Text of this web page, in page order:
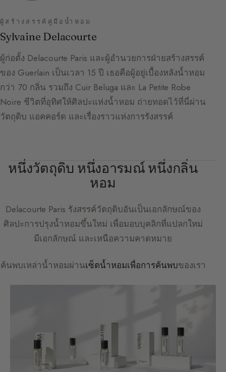
ผู้สร้างสรรค์คู่มือน้ำหอม
Sylvaine Delacourte
ผู้ก่อตั้ง Delacourte Paris และผู้อำนวยการฝ่ายสร้างสรรค์
ของ Guerlain เป็นเวลา 15 ปี เธอคือผู้อยู่เบื้องหลังน้ำหอม
กว่า 70 กลิ่น รวมถึง Cuir Beluga และ La Petite Robe
Noire ชีวิตที่อุทิศให้ศิลปะแห่งน้ำหอม ถ่ายทอดไว้ที่นี่ผ่าน
วัตถุดิบ แอคคอร์ด และเรื่องราวแห่งการรังสรรค์
หนึ่งวัตถุดิบ หนึ่งอารมณ์ หนึ่งกลิ่น
หอม
Delacourte Paris รังสรรค์วัตถุดิบอันเป็นเอกลักษณ์ของ
ศิลปะการปรุงน้ำหอมขึ้นใหม่ เพื่อมอบบุคลิกที่แปลกใหม่
มีเอกลักษณ์ และเหนือความคาดหมาย
ค้นพบเหล่าน้ำหอมผ่านเซ็ตน้ำหอมเพื่อการค้นพบของเรา